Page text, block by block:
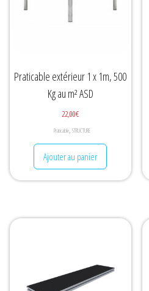
Praticable extérieur 1 x 1m, 500
Kg au m² ASD
22,00€
Praticable, STRUCTURE
Ajouter au panier